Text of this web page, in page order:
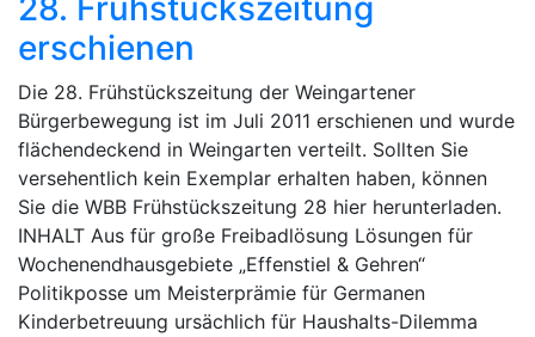
28. Frühstückszeitung
erschienen
Die 28. Frühstückszeitung der Weingartener
Bürgerbewegung ist im Juli 2011 erschienen und wurde
flächendeckend in Weingarten verteilt. Sollten Sie
versehentlich kein Exemplar erhalten haben, können
Sie die WBB Frühstückszeitung 28 hier herunterladen.
INHALT Aus für große Freibadlösung Lösungen für
Wochenendhausgebiete „Effenstiel & Gehren“
Politikposse um Meisterprämie für Germanen
Kinderbetreuung ursächlich für Haushalts-Dilemma